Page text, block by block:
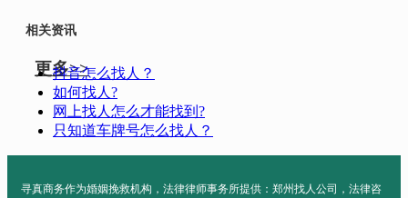
相关资讯
更多>>
抖音怎么找人？
如何找人?
网上找人怎么才能找到?
只知道车牌号怎么找人？
寻真商务作为婚姻挽救机构，法律律师事务所提供：郑州找人公司，法律咨